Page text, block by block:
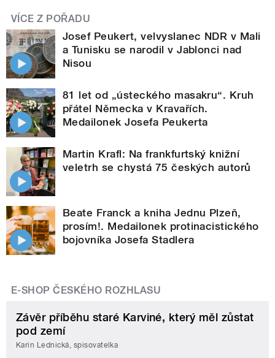
VÍCE Z POŘADU
Josef Peukert, velvyslanec NDR v Mali
a Tunisku se narodil v Jablonci nad
Nisou
81 let od „ústeckého masakru“. Kruh
přátel Německa v Kravařích.
Medailonek Josefa Peukerta
Martin Krafl: Na frankfurtský knižní
veletrh se chystá 75 českých autorů
Beate Franck a kniha Jednu Plzeň,
prosím!. Medailonek protinacistického
bojovníka Josefa Stadlera
E-SHOP ČESKÉHO ROZHLASU
Závěr příběhu staré Karviné, který měl zůstat
pod zemí
Karin Lednická, spisovatelka